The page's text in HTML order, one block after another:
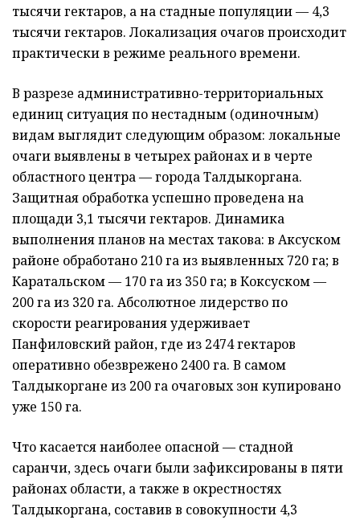
тысячи гектаров, а на стадные популяции — 4,3
тысячи гектаров. Локализация очагов происходит
практически в режиме реального времени.
В разрезе административно-территориальных
единиц ситуация по нестадным (одиночным)
видам выглядит следующим образом: локальные
очаги выявлены в четырех районах и в черте
областного центра — города Талдыкоргана.
Защитная обработка успешно проведена на
площади 3,1 тысячи гектаров. Динамика
выполнения планов на местах такова: в Аксуском
районе обработано 210 га из выявленных 720 га; в
Каратальском — 170 га из 350 га; в Коксуском —
200 га из 320 га. Абсолютное лидерство по
скорости реагирования удерживает
Панфиловский район, где из 2474 гектаров
оперативно обезврежено 2400 га. В самом
Талдыкоргане из 200 га очаговых зон купировано
уже 150 га.
Что касается наиболее опасной — стадной
саранчи, здесь очаги были зафиксированы в пяти
районах области, а также в окрестностях
Талдыкоргана, составив в совокупности 4,3